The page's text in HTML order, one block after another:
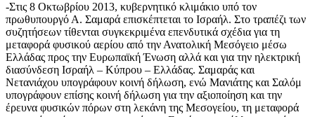
-Στις 8 Οκτωβρίου 2013, κυβερνητικό κλιμάκιο υπό τον
πρωθυπουργό Α. Σαμαρά επισκέπτεται το Ισραήλ. Στο τραπέζι των
συζητήσεων τίθενται συγκεκριμένα επενδυτικά σχέδια για τη
μεταφορά φυσικού αερίου από την Ανατολική Μεσόγειο μέσω
Ελλάδας προς την Ευρωπαϊκή Ένωση αλλά και για την ηλεκτρική
διασύνδεση Ισραήλ – Κύπρου – Ελλάδας. Σαμαράς και
Νετανιάχου υπογράφουν κοινή δήλωση, ενώ Μανιάτης και Σαλόμ
υπογράφουν επίσης κοινή δήλωση για την αξιοποίηση και την
έρευνα φυσικών πόρων στη λεκάνη της Μεσογείου, τη μεταφορά